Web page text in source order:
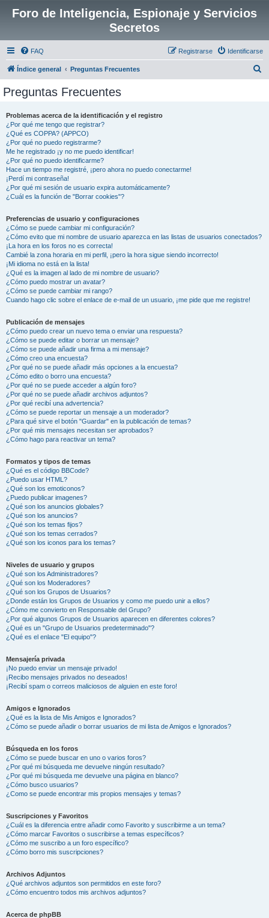
Foro de Inteligencia, Espionaje y Servicios
Secretos
FAQ Identificarse
Registrarse
Índice general Preguntas Frecuentes
Preguntas Frecuentes
Problemas acerca de la identificación y el registro
¿Por qué me tengo que registrar?
¿Qué es COPPA? (APPCO)
¿Por qué no puedo registrarme?
Me he registrado ¡y no me puedo identificar!
¿Por qué no puedo identificarme?
Hace un tiempo me registré, ¡pero ahora no puedo conectarme!
¡Perdí mi contraseña!
¿Por qué mi sesión de usuario expira automáticamente?
¿Cuál es la función de "Borrar cookies"?
Preferencias de usuario y configuraciones
¿Cómo se puede cambiar mi configuración?
¿Cómo evito que mi nombre de usuario aparezca en las listas de usuarios conectados?
¡La hora en los foros no es correcta!
Cambié la zona horaria en mi perfil, ¡pero la hora sigue siendo incorrecto!
¡Mi idioma no está en la lista!
¿Qué es la imagen al lado de mi nombre de usuario?
¿Cómo puedo mostrar un avatar?
¿Cómo se puede cambiar mi rango?
Cuando hago clic sobre el enlace de e-mail de un usuario, ¡me pide que me registre!
Publicación de mensajes
¿Cómo puedo crear un nuevo tema o enviar una respuesta?
¿Cómo se puede editar o borrar un mensaje?
¿Cómo se puede añadir una firma a mi mensaje?
¿Cómo creo una encuesta?
¿Por qué no se puede añadir más opciones a la encuesta?
¿Cómo edito o borro una encuesta?
¿Por qué no se puede acceder a algún foro?
¿Por qué no se puede añadir archivos adjuntos?
¿Por qué recibí una advertencia?
¿Cómo se puede reportar un mensaje a un moderador?
¿Para qué sirve el botón "Guardar" en la publicación de temas?
¿Por qué mis mensajes necesitan ser aprobados?
¿Cómo hago para reactivar un tema?
Formatos y tipos de temas
¿Qué es el código BBCode?
¿Puedo usar HTML?
¿Qué son los emoticonos?
¿Puedo publicar imagenes?
¿Qué son los anuncios globales?
¿Qué son los anuncios?
¿Qué son los temas fijos?
¿Qué son los temas cerrados?
¿Qué son los iconos para los temas?
Niveles de usuario y grupos
¿Qué son los Administradores?
¿Qué son los Moderadores?
¿Qué son los Grupos de Usuarios?
¿Donde están los Grupos de Usuarios y como me puedo unir a ellos?
¿Cómo me convierto en Responsable del Grupo?
¿Por qué algunos Grupos de Usuarios aparecen en diferentes colores?
¿Qué es un "Grupo de Usuarios predeterminado"?
¿Qué es el enlace "El equipo"?
Mensajería privada
¡No puedo enviar un mensaje privado!
¡Recibo mensajes privados no deseados!
¡Recibí spam o correos maliciosos de alguien en este foro!
Amigos e Ignorados
¿Qué es la lista de Mis Amigos e Ignorados?
¿Cómo se puede añadir o borrar usuarios de mi lista de Amigos e Ignorados?
Búsqueda en los foros
¿Cómo se puede buscar en uno o varios foros?
¿Por qué mi búsqueda me devuelve ningún resultado?
¿Por qué mi búsqueda me devuelve una página en blanco?
¿Cómo busco usuarios?
¿Como se puede encontrar mis propios mensajes y temas?
Suscripciones y Favoritos
¿Cuál es la diferencia entre añadir como Favorito y suscribirme a un tema?
¿Cómo marcar Favoritos o suscribirse a temas específicos?
¿Cómo me suscribo a un foro específico?
¿Cómo borro mis suscripciones?
Archivos Adjuntos
¿Qué archivos adjuntos son permitidos en este foro?
¿Cómo encuentro todos mis archivos adjuntos?
Acerca de phpBB